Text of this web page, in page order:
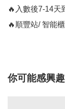
🔥入數後7-14天
🔥順豐站/ 智能
你可能感興